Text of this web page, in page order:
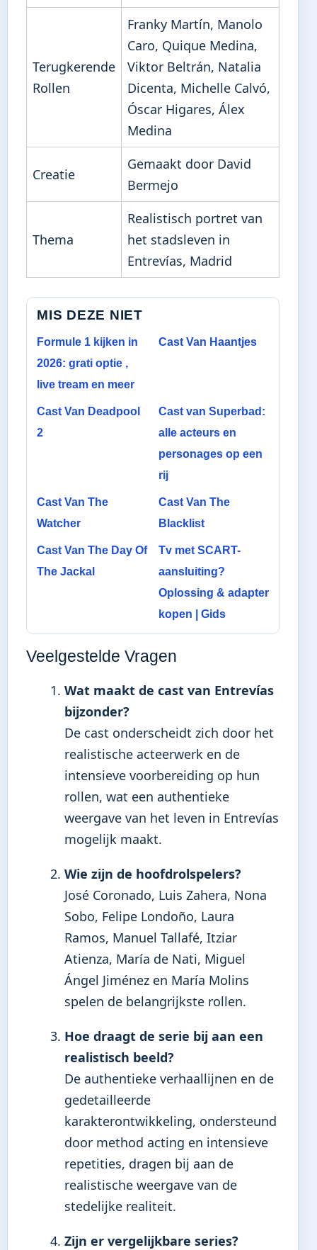
Terugkerende
Rollen
Franky Martín, Manolo
Caro, Quique Medina,
Viktor Beltrán, Natalia
Dicenta, Michelle Calvó,
Óscar Higares, Álex
Medina
Creatie
Gemaakt door David
Bermejo
Thema
Realistisch portret van
het stadsleven in
Entrevías, Madrid
MIS DEZE NIET
Formule 1 kijken in
2026: grati optie ,
live tream en meer
Cast Van Haantjes
Cast Van Deadpool
2
Cast van Superbad:
alle acteurs en
personages op een
rij
Cast Van The
Watcher
Cast Van The
Blacklist
Cast Van The Day Of
The Jackal
Tv met SCART-
aansluiting?
Oplossing & adapter
kopen | Gids
Veelgestelde Vragen
Wat maakt de cast van Entrevías
bijzonder?
De cast onderscheidt zich door het
realistische acteerwerk en de
intensieve voorbereiding op hun
rollen, wat een authentieke
weergave van het leven in Entrevías
mogelijk maakt.
Wie zijn de hoofdrolspelers?
José Coronado, Luis Zahera, Nona
Sobo, Felipe Londoño, Laura
Ramos, Manuel Tallafé, Itziar
Atienza, María de Nati, Miguel
Ángel Jiménez en María Molins
spelen de belangrijkste rollen.
Hoe draagt de serie bij aan een
realistisch beeld?
De authentieke verhaallijnen en de
gedetailleerde
karakterontwikkeling, ondersteund
door method acting en intensieve
repetities, dragen bij aan de
realistische weergave van de
stedelijke realiteit.
Zijn er vergelijkbare series?